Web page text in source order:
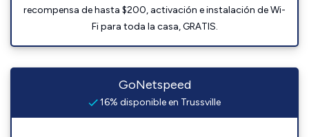
recompensa de hasta $200, activación e instalación de Wi-
Fi para toda la casa, GRATIS.
GoNetspeed
16% disponible en Trussville